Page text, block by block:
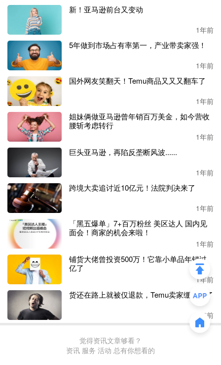
新！亚马逊前台又变动
1年前
5年做到市场占有率第一，产业带卖家强！
1年前
国外网友笑翻天！Temu商品又又又翻车了
1年前
姐妹俩做亚马逊曾年销百万美金，如今营收
腰斩考虑转行
1年前
巨头亚马逊，再陷反垄断风波......
1年前
跨境大卖追讨近10亿元！法院判决来了
1年前
「黑五爆单」7+百万粉丝 美区达人 国内见
面会！商家的机会来啦！
1年前
铺货大佬曾投资500万！它靠小单品年销过
亿了
1年前
货还在路上就被仅退款，Temu卖家绷不住了
1年前
觉得资讯文章够看？
资讯 服务 活动 总有你想看的